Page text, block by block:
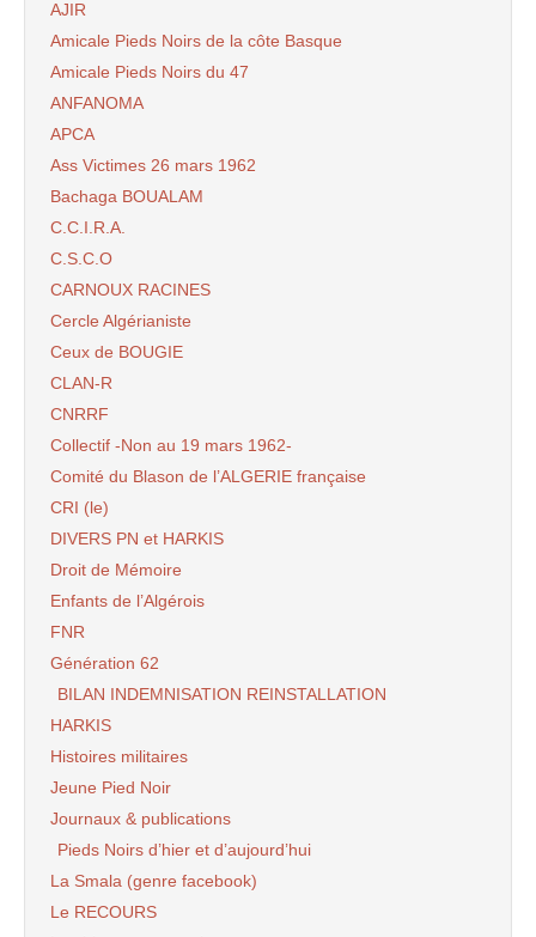
AJIR
Amicale Pieds Noirs de la côte Basque
Amicale Pieds Noirs du 47
ANFANOMA
APCA
Ass Victimes 26 mars 1962
Bachaga BOUALAM
C.C.I.R.A.
C.S.C.O
CARNOUX RACINES
Cercle Algérianiste
Ceux de BOUGIE
CLAN-R
CNRRF
Collectif -Non au 19 mars 1962-
Comité du Blason de l’ALGERIE française
CRI (le)
DIVERS PN et HARKIS
Droit de Mémoire
Enfants de l’Algérois
FNR
Génération 62
BILAN INDEMNISATION REINSTALLATION
HARKIS
Histoires militaires
Jeune Pied Noir
Journaux & publications
Pieds Noirs d’hier et d’aujourd’hui
La Smala (genre facebook)
Le RECOURS